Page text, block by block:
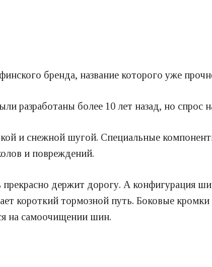
бренда, название которого уже
разработаны более 10 лет назад, но спрос
и снежной шугой. Специальные
и повреждений.
держит дорогу. А конфигурация
короткий тормозной путь. Боковые
на самоочищении шин.